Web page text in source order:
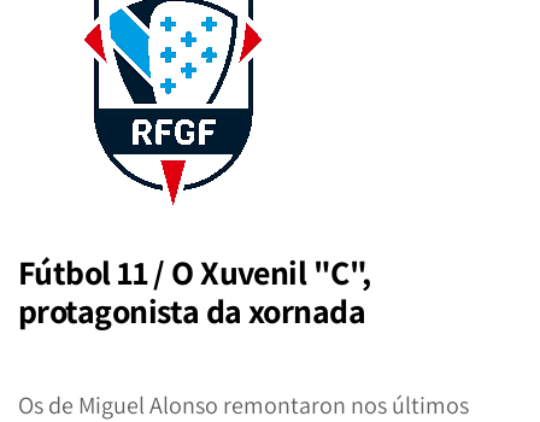
Fútbol 11 / O Xuvenil "C",
protagonista da xornada
Os de Miguel Alonso remontaron nos últimos